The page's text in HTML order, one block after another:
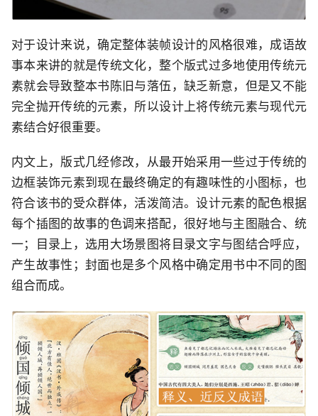
对于设计来说，确定整体装帧设计的风格很难，成语故
事本来讲的就是传统文化，整个版式过多地使用传统元
素就会导致整本书陈旧与落伍，缺乏新意，但是又不能
完全抛开传统的元素，所以设计上将传统元素与现代元
素结合好很重要。
内文上，版式几经修改，从最开始采用一些过于传统的
边框装饰元素到现在最终确定的有趣味性的小图标，也
符合该书的受众群体，活泼简洁。设计元素的配色根据
每个插图的故事的色调来搭配，很好地与主图融合、统
一；目录上，选用大场景图将目录文字与图结合呼应，
产生故事性；封面也是多个风格中确定用书中不同的图
组合而成。